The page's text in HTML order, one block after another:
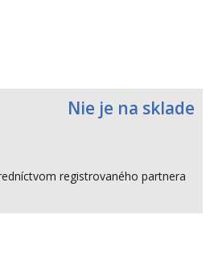
Nie je na sklade
registrovaného partnera